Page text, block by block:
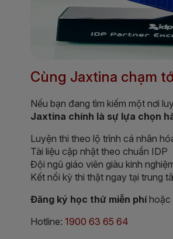
Cùng Jaxtina chạm
Nếu bạn đang tìm kiếm một nơi
Jaxtina chính là sự lựa chọn
Luyện thi theo lộ trình cá nhân
Tài liệu cập nhật theo chuẩn IDP
Đội ngũ giáo viên giàu kinh
Kết nối kỳ thi thật ngay tại trung
Đăng ký học thử miễn phíhoặc
Hotline: 1900 63 65 64